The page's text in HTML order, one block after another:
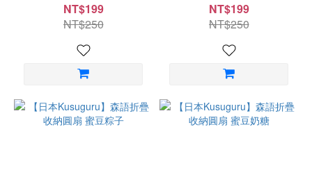
NT$199
NT$250
NT$199
NT$250